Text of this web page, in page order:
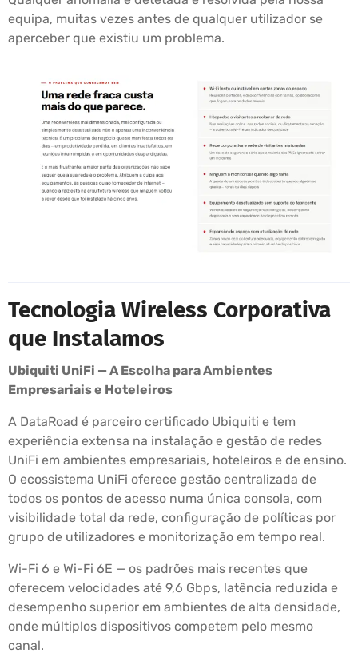
equipa, muitas vezes antes de qualquer utilizador se
aperceber que existiu um problema.
Tecnologia Wireless Corporativa
que Instalamos
Ubiquiti UniFi — A Escolha para Ambientes
Empresariais e Hoteleiros
A DataRoad é parceiro certificado Ubiquiti e tem
experiência extensa na instalação e gestão de redes
UniFi em ambientes empresariais, hoteleiros e de ensino.
O ecossistema UniFi oferece gestão centralizada de
todos os pontos de acesso numa única consola, com
visibilidade total da rede, configuração de políticas por
grupo de utilizadores e monitorização em tempo real.
Wi-Fi 6 e Wi-Fi 6E — os padrões mais recentes que
oferecem velocidades até 9,6 Gbps, latência reduzida e
desempenho superior em ambientes de alta densidade,
onde múltiplos dispositivos competem pelo mesmo
canal.